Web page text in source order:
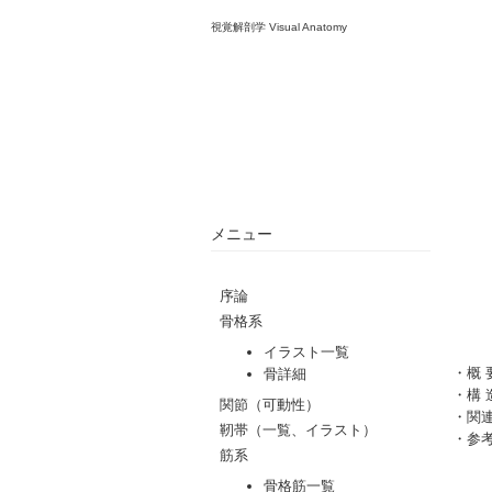
視覚解剖学 Visual Anatomy
・ 概
・ 構
・ 関
・ 参
メニュー